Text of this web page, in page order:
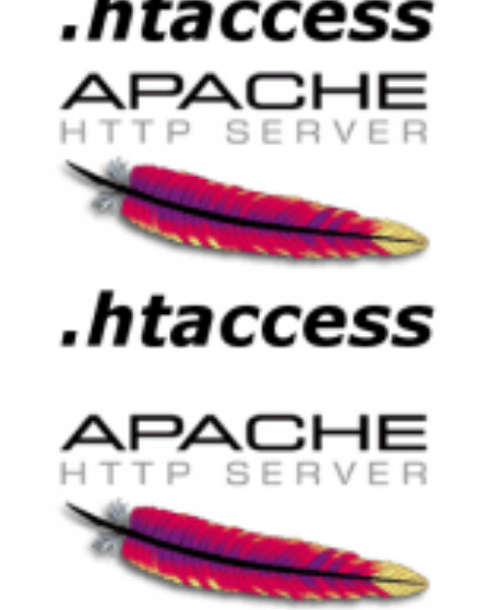
Ativando compressão de dados no
Apache utilizando .htaccess (DEFLATE e
GZip)
21 de março de 2015
execução do PHP usando o .htaccess
25 de novembro de 2014 1 min de leitura